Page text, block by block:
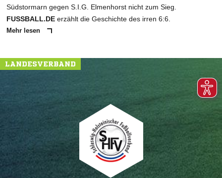
Südstormarn gegen S.I.G. Elmenhorst nicht zum Sieg.
FUSSBALL.DE erzählt die Geschichte des irren 6:6.
Mehr lesen
LANDESVERBAND